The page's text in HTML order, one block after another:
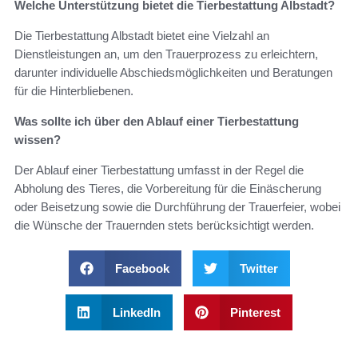
Welche Unterstützung bietet die Tierbestattung Albstadt?
Die Tierbestattung Albstadt bietet eine Vielzahl an
Dienstleistungen an, um den Trauerprozess zu erleichtern,
darunter individuelle Abschiedsmöglichkeiten und Beratungen
für die Hinterbliebenen.
Was sollte ich über den Ablauf einer Tierbestattung
wissen?
Der Ablauf einer Tierbestattung umfasst in der Regel die
Abholung des Tieres, die Vorbereitung für die Einäscherung
oder Beisetzung sowie die Durchführung der Trauerfeier, wobei
die Wünsche der Trauernden stets berücksichtigt werden.
Facebook Twitter
LinkedIn Pinterest